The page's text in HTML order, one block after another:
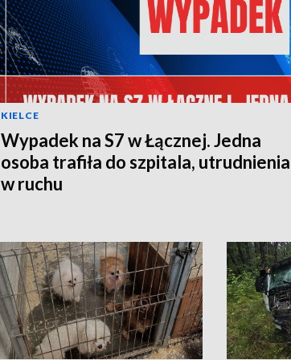
KIELCE
Wypadek na S7 w Łącznej. Jedna
osoba trafiła do szpitala, utrudnienia
w ruchu